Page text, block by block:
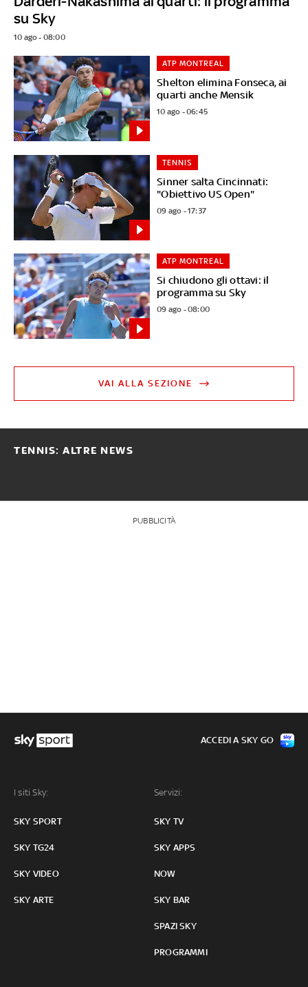
su Sky
10 ago - 08:00
Shelton elimina Fonseca, ai
quarti anche Mensik
ATP MONTREAL
10 ago - 06:45
Sinner salta Cincinnati:
"Obiettivo US Open"
TENNIS
09 ago - 17:37
Si chiudono gli ottavi: il
programma su Sky
ATP MONTREAL
09 ago - 08:00
VAI ALLA SEZIONE
TENNIS: ALTRE NEWS
PUBBLICITÀ
I siti Sky:
SKY SPORT
SKY TG24
SKY VIDEO
SKY ARTE
Servizi:
SKY TV
SKY APPS
NOW
SKY BAR
SPAZI SKY
PROGRAMMI
ACCEDI A SKY GO